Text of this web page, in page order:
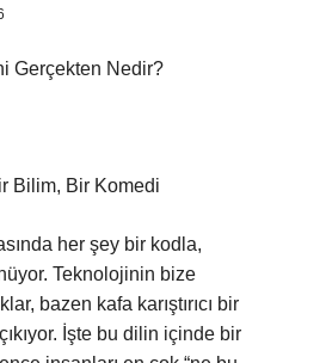
Gerçekten Nedir?
Bilim, Bir Komedi
her şey bir kodla,
Teknolojinin bize
bazen kafa karıştırıcı bir
İşte bu dilin içinde bir